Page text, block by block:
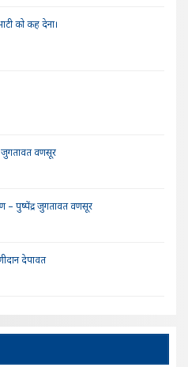
को कह देना।
जुगतावत वणसूर
– पुष्पेंद्र जुगतावत वणसूर
देपावत